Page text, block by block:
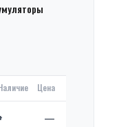
Цена
—